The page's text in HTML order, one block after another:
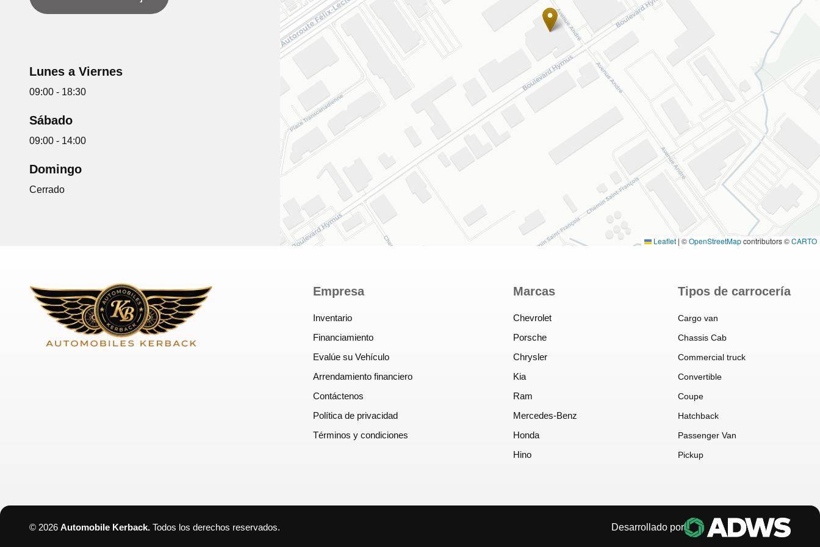
Lunes a Viernes
09:00 - 18:30
Sábado
09:00 - 14:00
Domingo
Cerrado
Leaflet | ©OpenStreetMapcontributors ©CARTO
Empresa
Inventario
Financiamiento
Evalúe su Vehículo
Arrendamiento financiero
Contáctenos
Política de privacidad
Términos y condiciones
Marcas
Chevrolet
Porsche
Chrysler
Kia
Ram
Mercedes-Benz
Honda
Hino
Tipos de carrocería
Cargo van
Chassis Cab
Commercial truck
Convertible
Coupe
Hatchback
Passenger Van
Pickup
© 2026 Automobile Kerback. Todos los derechos reservados. Desarrollado por